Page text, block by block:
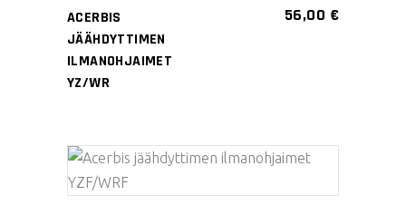
ACERBIS
JÄÄHDYTTIMEN
ILMANOHJAIMET
YZ/WR
56,00 €
tuotteella